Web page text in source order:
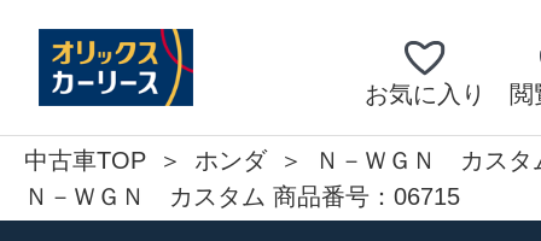
お気に入り 閲
中古車TOP ホンダ
Ｎ－ＷＧＮ カスタ
Ｎ－ＷＧＮ カスタム 商品番号：06715